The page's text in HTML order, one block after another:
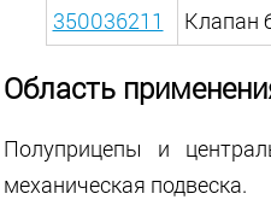
350036211 Клапан
Область
Полуприцепы и
механическая подвеска.